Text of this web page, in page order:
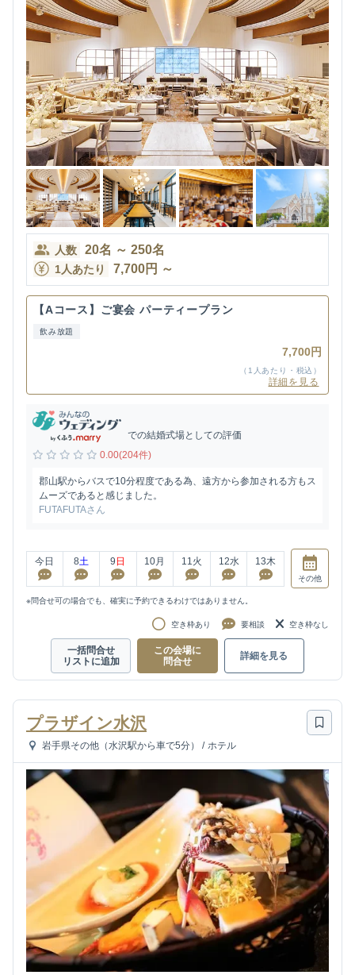
人数 20名 ～ 250名
1人あたり 7,700円 ～
【Aコース】ご宴会 パーティープラン
飲み放題
7,700円
（1人あたり・税込）
詳細を見る
での結婚式場としての評価
0.00(204件)
郡山駅からバスで10分程度である為、遠方から参加される方もス
ムーズであると感じました。
FUTAFUTAさん
今日 8土 9 日 10月 11 火 12水 13木
その他
※問合せ可の場合でも、確実に予約できるわけではありません。
空き枠あり 要相談 空き枠なし
一括問合せ
リストに追加
この会場に
問合せ
詳細を見る
プラザイン水沢
岩手県その他（水沢駅から車で5分） / ホテル